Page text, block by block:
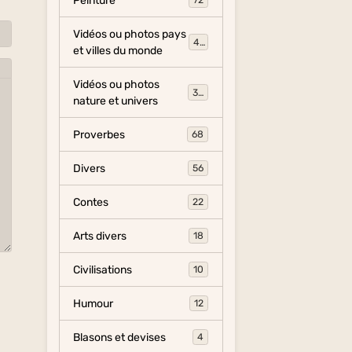
Vidéos ou photos pays
et villes du monde
454
Vidéos ou photos
nature et univers
325
Proverbes 68
Divers 56
Contes 22
Arts divers 18
Civilisations 10
Humour 12
Blasons et devises 4